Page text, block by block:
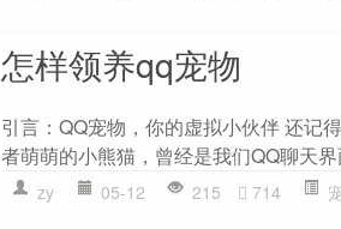
怎样领养qq宠物
引言：QQ宠物，你的虚拟小伙伴 还记
者萌萌的小熊猫，曾经是我们QQ聊天
zy 05-12 215 714